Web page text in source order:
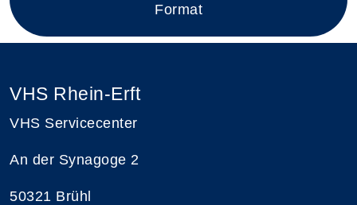
Format
VHS Rhein-Erft
VHS Servicecenter
An der Synagoge 2
50321 Brühl